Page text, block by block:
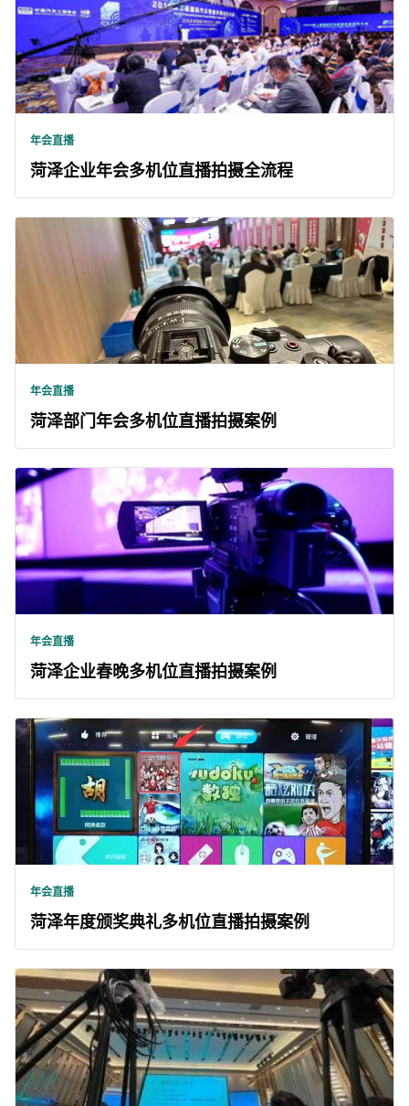
年会直播
菏泽企业年会多机位直播拍摄全流程
年会直播
菏泽部门年会多机位直播拍摄案例
年会直播
菏泽企业春晚多机位直播拍摄案例
年会直播
菏泽年度颁奖典礼多机位直播拍摄案例